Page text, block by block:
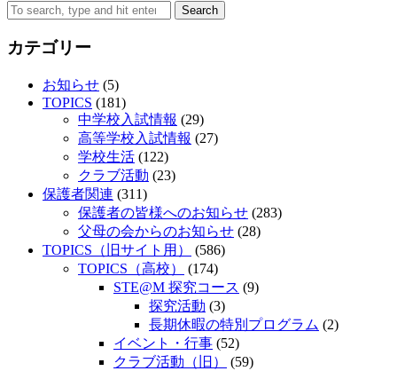
Search
カテゴリー
お知らせ (5)
TOPICS (181)
中学校入試情報 (29)
高等学校入試情報 (27)
学校生活 (122)
クラブ活動 (23)
保護者関連 (311)
保護者の皆様へのお知らせ (283)
父母の会からのお知らせ (28)
TOPICS（旧サイト用）
(586)
TOPICS（高校）
(174)
STE@M 探究コース (9)
探究活動 (3)
長期休暇の特別プログラム (2)
イベント・行事 (52)
クラブ活動（旧）
(59)